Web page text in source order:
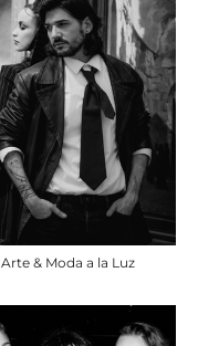
Arte & Moda a la Luz